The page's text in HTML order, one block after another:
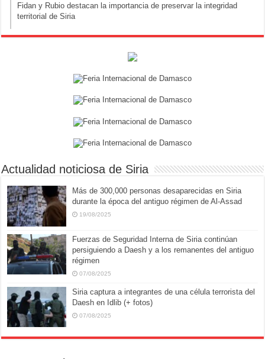
Fidan y Rubio destacan la importancia de preservar la integridad
territorial de Siria
Actualidad noticiosa de Siria
Más de 300,000 personas desaparecidas en Siria
durante la época del antiguo régimen de Al-Assad
19/08/2025
Fuerzas de Seguridad Interna de Siria continúan
persiguiendo a Daesh y a los remanentes del antiguo
régimen
07/08/2025
Siria captura a integrantes de una célula terrorista del
Daesh en Idlib (+ fotos)
07/08/2025